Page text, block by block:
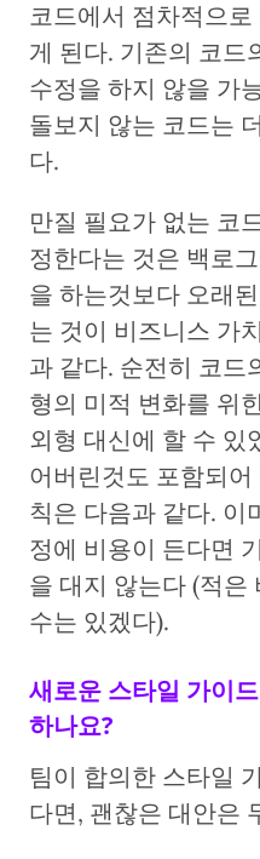
코드에서 점차적으
게 된다. 기존의 코드
수정을 하지 않을 가
돌보지 않는 코드는
다.
만질 필요가 없는 코
정한다는 것은 백로
을 하는것보다 오래
는 것이 비즈니스 가
과 같다. 순전히 코드
형의 미적 변화를 위
외형 대신에 할 수 있
어버린것도 포함되
칙은 다음과 같다. 이
정에 비용이 든다면
을 대지 않는다 (적은
수는 있겠다).
새로운 스타일 가이
하나요?
팀이 합의한 스타일
다면, 괜찮은 대안은